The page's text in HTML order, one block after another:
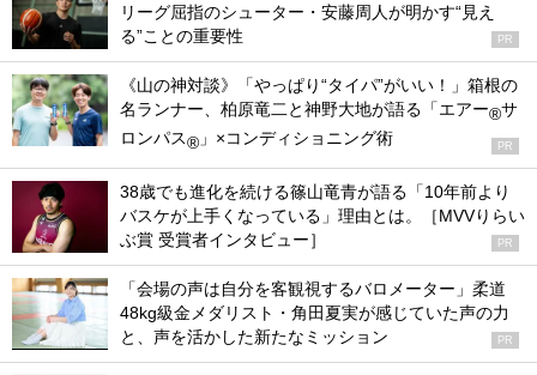
リーグ屈指のシューター・安藤周人が明かす“見え
る”ことの重要性
PR
《山の神対談》「やっぱり“タイパ”がいい！」箱根の
名ランナー、柏原竜二と神野大地が語る「エアー®サ
ロンパス® 」×コンディショニング術 PR
38歳でも進化を続ける篠山竜青が語る「10年前より
バスケが上手くなっている」理由とは。［MVVりらい
ぶ賞 受賞者インタビュー］
PR
「会場の声は自分を客観視するバロメーター」柔道
48kg級金メダリスト・角田夏実が感じていた声の力
と、声を活かした新たなミッション
PR